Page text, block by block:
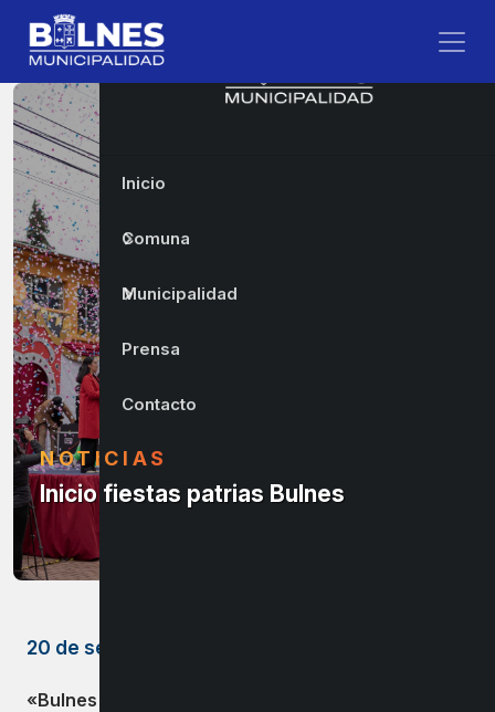
NOTICIAS
Inicio fiestas patrias Bulnes
20 de septiembre de 2023
«Bulnes da inicio a las Fiestas Patrias con un
Inicio
Comuna
Municipalidad
Prensa
Contacto